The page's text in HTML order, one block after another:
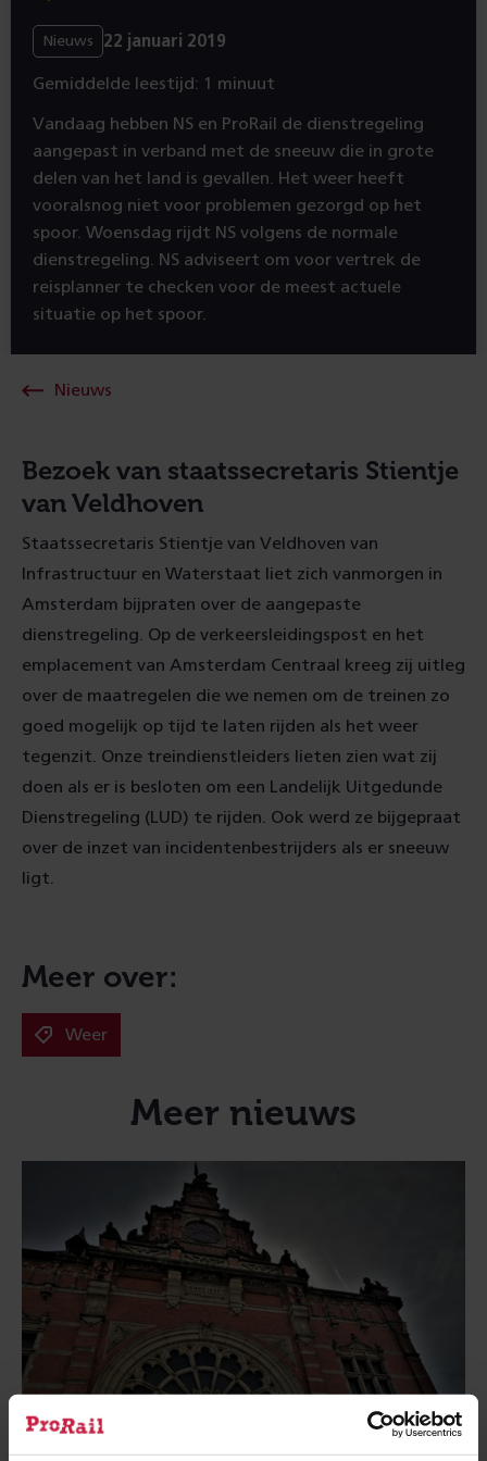
Nieuws 22 januari 2019
Gemiddelde leestijd: 1 minuut
Vandaag hebben NS en ProRail de dienstregeling
aangepast in verband met de sneeuw die in grote
delen van het land is gevallen. Het weer heeft
vooralsnog niet voor problemen gezorgd op het
spoor. Woensdag rijdt NS volgens de normale
dienstregeling. NS adviseert om voor vertrek de
reisplanner te checken voor de meest actuele
situatie op het spoor.
Nieuws
Bezoek van staatssecretaris Stientje
van Veldhoven
Staatssecretaris Stientje van Veldhoven van
Infrastructuur en Waterstaat liet zich vanmorgen in
Amsterdam bijpraten over de aangepaste
dienstregeling. Op de verkeersleidingspost en het
emplacement van Amsterdam Centraal kreeg zij uitleg
over de maatregelen die we nemen om de treinen zo
goed mogelijk op tijd te laten rijden als het weer
tegenzit. Onze treindienstleiders lieten zien wat zij
doen als er is besloten om een Landelijk Uitgedunde
Dienstregeling (LUD) te rijden. Ook werd ze bijgepraat
over de inzet van incidentenbestrijders als er sneeuw
ligt.
Meer over:
Weer
Meer nieuws